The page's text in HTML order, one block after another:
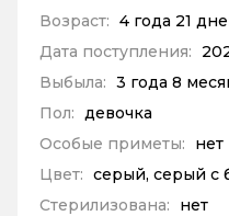
Возраст: 4 года 21
Дата поступления:
Выбыла: 3 года 8
Пол: девочка
Особые приметы:
нет
Цвет: серый, серый с
Стерилизована:
нет